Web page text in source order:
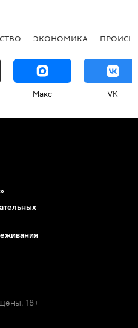
ЭКОНОМИКА
Макс VK
18+